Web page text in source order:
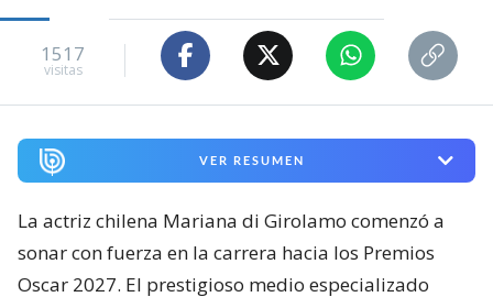
1517
visitas
VER RESUMEN
La actriz chilena Mariana di Girolamo comenzó a
sonar con fuerza en la carrera hacia los Premios
Oscar 2027. El prestigioso medio especializado